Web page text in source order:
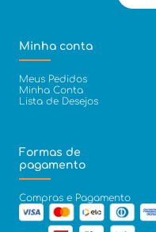
Minha conta
Meus Pedidos
Minha Conta
Lista de Desejos
Formas de
pagamento
Compras e Pagamento